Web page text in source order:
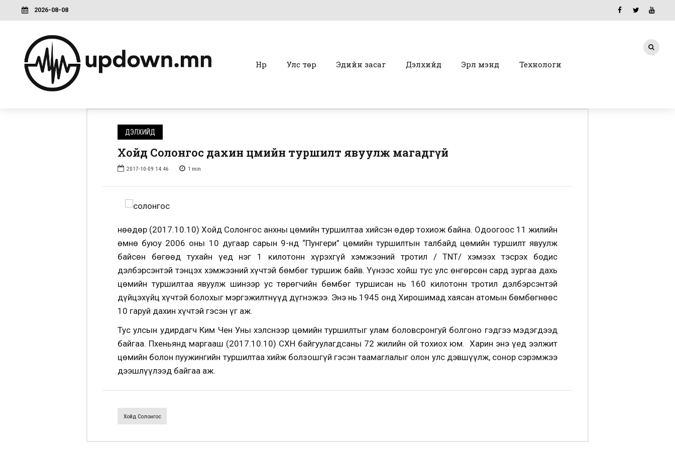
2026-08-08
Нүүр Улс төр Эдийн засаг Дэлхийд Эрүүл мэнд Технологи
ДЭЛХИЙД
Хойд Солонгос дахин цөмийн туршилт явуулж магадгүй
2017-10-09 14:46 1 min
Өнөөдөр (2017.10.10) Хойд Солонгос анхны цөмийн туршилтаа хийсэн өдөр тохиож байна. Одоогоос 11 жилийн
өмнө буюу 2006 оны 10 дугаар сарын 9-нд “Пунгери” цөмийн туршилтын талбайд цөмийн туршилт явуулж
байсөн бөгөөд тухайн үед нэг 1 килотонн хүрэхгүй хэмжээний тротил / TNT/ хэмээх тэсрэх бодис
дэлбэрсэнтэй тэнцэх хэмжээний хүчтэй бөмбөг туршиж байв. Үүнээс хойш тус улс өнгөрсөн сард зургаа дахь
цөмийн туршилтаа явуулж шинээр ус төрөгчийн бөмбөг туршисан нь 160 килотонн тротил дэлбэрсэнтэй
дүйцэхүйц хүчтэй болохыг мэргэжилтнүүд дүгнэжээ. Энэ нь 1945 онд Хирошимад хаясан атомын бөмбөгнөөс
10 гаруй дахин хүчтэй гэсэн үг аж.
Тус улсын удирдагч Ким Чен Уны хэлснээр цөмийн туршилтыг улам боловсронгуй болгоно гэдгээ мэдэгдээд
байгаа. Пхеньянд маргааш (2017.10.10) СХН байгуулагдсаны 72 жилийн ой тохиох юм. Харин энэ үед ээлжит
цөмийн болон пуужингийн туршилтаа хийж болзошгүй гэсэн таамаглалыг олон улс дэвшүүлж, сонор сэрэмжээ
дээшлүүлээд байгаа аж.
Хойд Солонгос